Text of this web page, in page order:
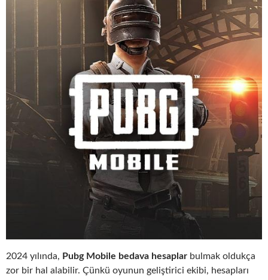
2024 yılında, Pubg Mobile bedava hesaplar bulmak oldukça
zor bir hal alabilir. Çünkü oyunun geliştirici ekibi, hesapları